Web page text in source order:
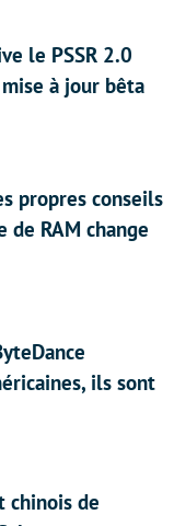
le PSSR 2.0
à jour bêta
propres conseils
de RAM change
ils sont
chinois de